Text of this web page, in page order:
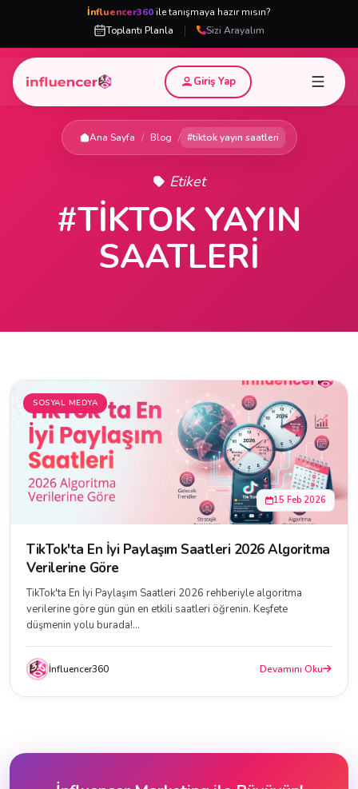
İnfluencer360 ile tanışmaya hazır mısın?
Toplantı Planla
| Sizi Arayalım
Giriş Yap
Ana Sayfa / Blog / #tiktok yayın saatleri
Etiket
#TIKTOK YAYIN
SAATLERI
SOSYAL MEDYA
15 Feb 2026
TikTok'ta En İyi Paylaşım Saatleri 2026 Algoritma
Verilerine Göre
TikTok'ta En İyi Paylaşım Saatleri 2026 rehberiyle algoritma
verilerine göre gün gün en etkili saatleri öğrenin. Keşfete
düşmenin yolu burada!...
İnfluencer360 Devamını Oku